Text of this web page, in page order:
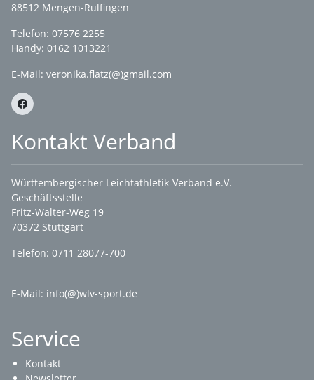
88512 Mengen-Rulfingen
Telefon: 07576 2255
Handy: 0162 1013221
E-Mail: veronika.flatz(@)gmail.com
Kontakt Verband
Württembergischer Leichtathletik-Verband e.V.
Geschäftsstelle
Fritz-Walter-Weg 19
70372 Stuttgart
Telefon: 0711 28077-700
E-Mail: info(@)wlv-sport.de
Service
Kontakt